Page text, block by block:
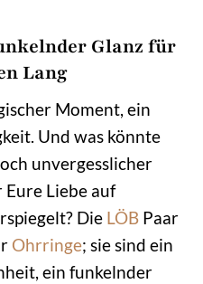
Glanz für
Lang
Moment, ein
Und was könnte
unvergesslicher
Eure Liebe auf
Die LÖB Paar
Ohrringe; sie sind ein
ein funkelnder